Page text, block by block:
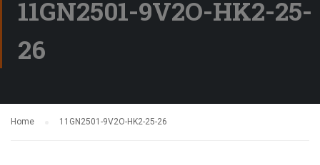
11GN2501-9V2O-HK2-25-
26
Home 11GN2501-9V2O-HK2-25-26